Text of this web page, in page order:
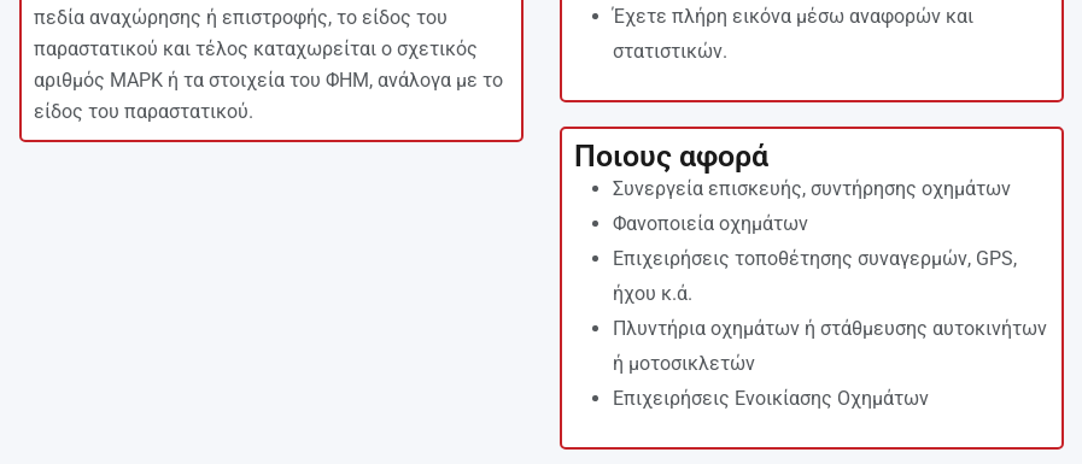
πεδία αναχώρησης ή επιστροφής, το είδος του
παραστατικού και τέλος καταχωρείται ο σχετικός
αριθμός ΜΑΡΚ ή τα στοιχεία του ΦΗΜ, ανάλογα με το
είδος του παραστατικού.
Έχετε πλήρη εικόνα μέσω αναφορών και
στατιστικών.
Ποιους αφορά
Συνεργεία επισκευής, συντήρησης οχημάτων
Φανοποιεία οχημάτων
Επιχειρήσεις τοποθέτησης συναγερμών, GPS,
ήχου κ.ά.
Πλυντήρια οχημάτων ή στάθμευσης αυτοκινήτων
ή μοτοσικλετών
Επιχειρήσεις Ενοικίασης Οχημάτων